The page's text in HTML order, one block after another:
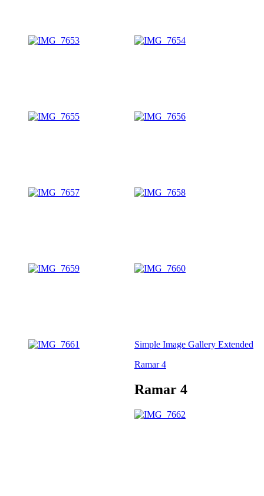
Simple Image Gallery Extended
Ramar 4
Ramar 4